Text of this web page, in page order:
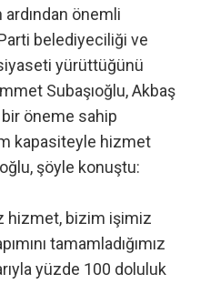
önemli
belediyeciliği ve
yürüttüğünü
Subaşıoğlu, Akbaş
bir öneme sahip
kapasiteyle hizmet
şöyle konuştu:
hizmet, bizim işimiz
tamamladığımız
yüzde 100 doluluk